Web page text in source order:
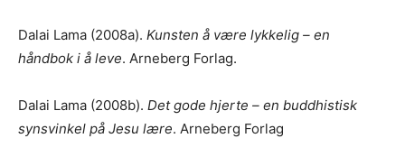
Dalai Lama (2008a). Kunsten å være lykkelig – en
håndbok i å leve. Arneberg Forlag.
Dalai Lama (2008b). Det gode hjerte – en buddhistisk
synsvinkel på Jesu lære. Arneberg Forlag